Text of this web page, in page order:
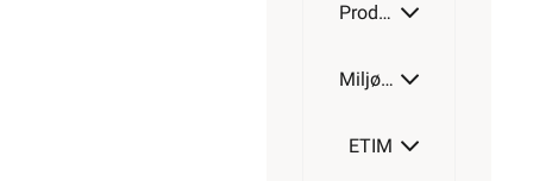
Produktdetaljer
Miljøparametere
ETIM